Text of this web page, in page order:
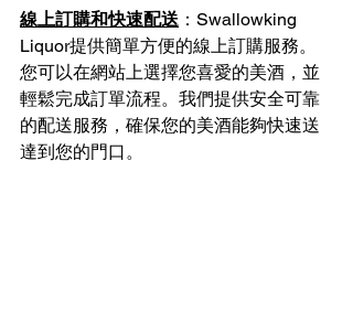
線上訂購和快速配送 ：Swallowking
Liquor提供簡單方便的線上訂購服務。
您可以在網站上選擇您喜愛的美酒，並
輕鬆完成訂單流程。我們提供安全可靠
的配送服務，確保您的美酒能夠快速送
達到您的門口。